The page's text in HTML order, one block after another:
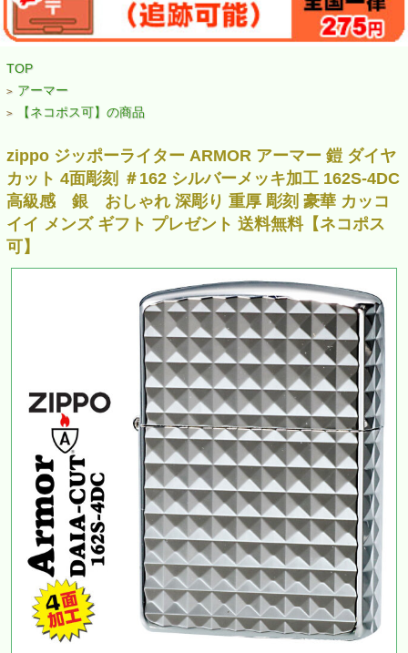
TOP
> アーマー
> 【ネコポス可】の商品
zippo ジッポーライター ARMOR アーマー 鎧 ダイヤ
カット 4面彫刻 ＃162 シルバーメッキ加工 162S-4DC
高級感 銀 おしゃれ 深彫り 重厚 彫刻 豪華 カッコ
イイ メンズ ギフト プレゼント 送料無料【ネコポス
可】